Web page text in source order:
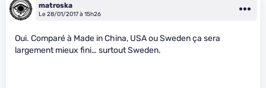
matroska
Le 28/01/2017 à 15h26
Oui. Comparé à Made in China, USA ou Sweden ça sera
largement mieux fini… surtout Sweden.